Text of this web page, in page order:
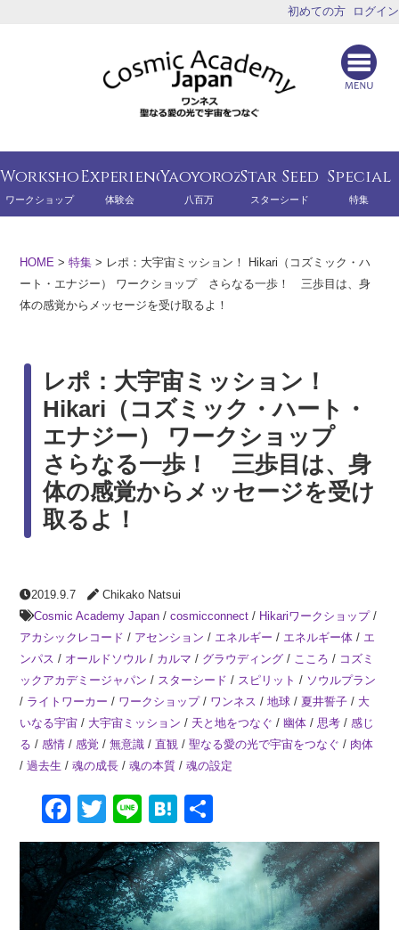
初めての方 ログイン
Workshop
ワークショップ
Experience
体験会
Yaoyorozu
八百万
Star Seed
スターシード
Special
特集
HOME >特集 > レポ：大宇宙ミッション！ Hikari（コズミック・ハ
ート・エナジー） ワークショップ さらなる一歩！ 三歩目は、身
体の感覚からメッセージを受け取るよ！
レポ：大宇宙ミッション！
Hikari（コズミック・ハート・
エナジー） ワークショップ
さらなる一歩！ 三歩目は、身
体の感覚からメッセージを受け
取るよ！
2019.9.7
Chikako Natsui
Cosmic Academy Japan /cosmicconnect / Hikariワークショップ/
アカシックレコード / アセンション / エネルギー / エネルギー体 / エ
ンパス / オールドソウル / カルマ / グラウディング / こころ / コズミ
ックアカデミージャパン / スターシード / スピリット / ソウルプラン
/ ライトワーカー / ワークショップ/ ワンネス /地球 / 夏井誓子 / 大
いなる宇宙 / 大宇宙ミッション / 天と地をつなぐ / 幽体 /思考 /感じ
る /感情 /感覚 /無意識 /直観 /聖なる愛の光で宇宙をつなぐ / 肉体
/過去生 /魂の成長 /魂の本質 /魂の設定
Facebook
Twitter
LineHatena
共
有